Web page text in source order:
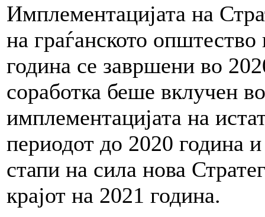
Имплементацијата на
на граѓанското
година се завршени во
соработка беше вклучен
имплементацијата на
периодот до 2020 година
стапи на сила нова
крајот на 2021 година.